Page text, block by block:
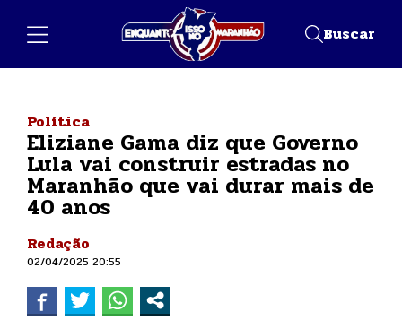
Buscar
Política
Eliziane Gama diz que Governo
Lula vai construir estradas no
Maranhão que vai durar mais de
40 anos
Redação
02/04/2025 20:55